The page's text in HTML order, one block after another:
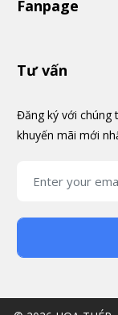
Fanpage
Tư vấn
Đăng ký với
khuyến mãi mới